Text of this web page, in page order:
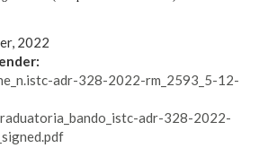
2022
adr-328-2022-rm_2593_5-12-
adr-328-2022-